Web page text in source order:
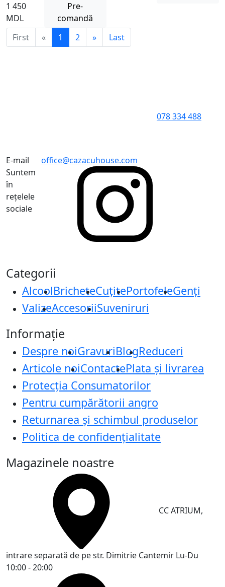
1 450
MDL
Pre-
comandă
First « 1 2 » Last
078 334 488
E-mail
office@cazacuhouse.com
Suntem
în
rețelele
sociale
Categorii
AlcoolBricheteCuțitePortofeleGenți
ValizeAccesoriiSuveniruri
Informație
Despre noiGravuriBlogReduceri
Articole noiContactePlata și livrarea
Protecţia Consumatorilor
Pentru cumpărătorii angro
Returnarea și schimbul produselor
Politica de confidențialitate
Magazinele noastre
CC ATRIUM,
intrare separată de pe str. Dimitrie Cantemir Lu-Du
10:00 - 20:00